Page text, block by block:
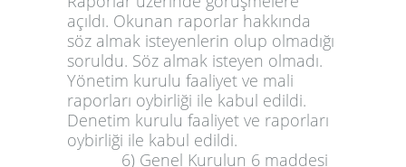
açıldı. Okunan raporlar hakkında
söz almak isteyenlerin olup olmadığı
soruldu. Söz almak isteyen olmadı.
Yönetim kurulu faaliyet ve mali
raporları oybirliği ile kabul edildi.
Denetim kurulu faaliyet ve raporları
oybirliği ile kabul edildi.
6) Genel Kurulun 6 maddesi